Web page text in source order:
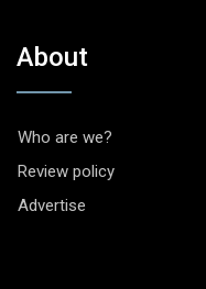
About
Who are we?
Review policy
Advertise